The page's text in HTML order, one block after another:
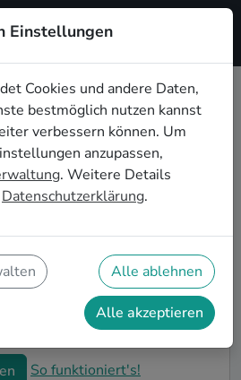
Registrieren
Musik für den
in Halle
und Bands sind
außergewöhnlichen
Highlight - die
vor der Hochzeit!
ihr Klassische Musiker*innen
euren Wünschen und eurem
So funktioniert's!
Einstellungen
Cookies und andere Daten,
bestmöglich nutzen kannst
verbessern können. Um
anzupassen,
. Weitere Details
Datenschutzerklärung.
Alle ablehnen
Alle akzeptieren